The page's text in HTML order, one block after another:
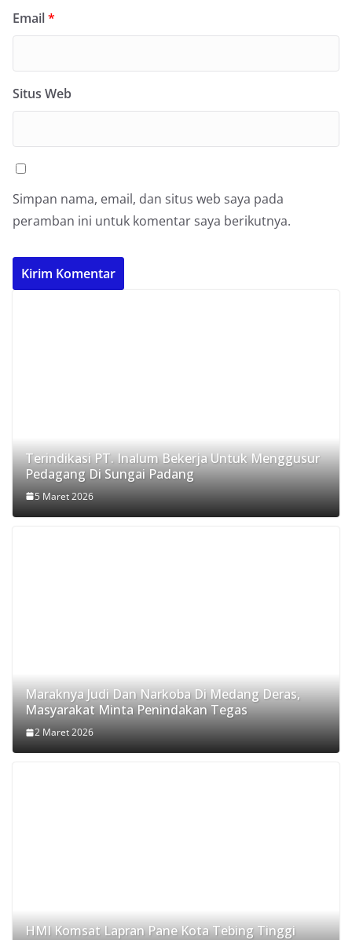
Email*
Situs Web
Simpan nama, email, dan situs web saya pada
peramban ini untuk komentar saya berikutnya.
Terindikasi PT. Inalum Bekerja Untuk Menggusur
Pedagang Di Sungai Padang
5 Maret 2026
Maraknya Judi Dan Narkoba Di Medang Deras,
Masyarakat Minta Penindakan Tegas
2 Maret 2026
HMI Komsat Lapran Pane Kota Tebing Tinggi